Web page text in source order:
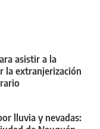
asistir a la
la extranjerización
lluvia y nevadas: